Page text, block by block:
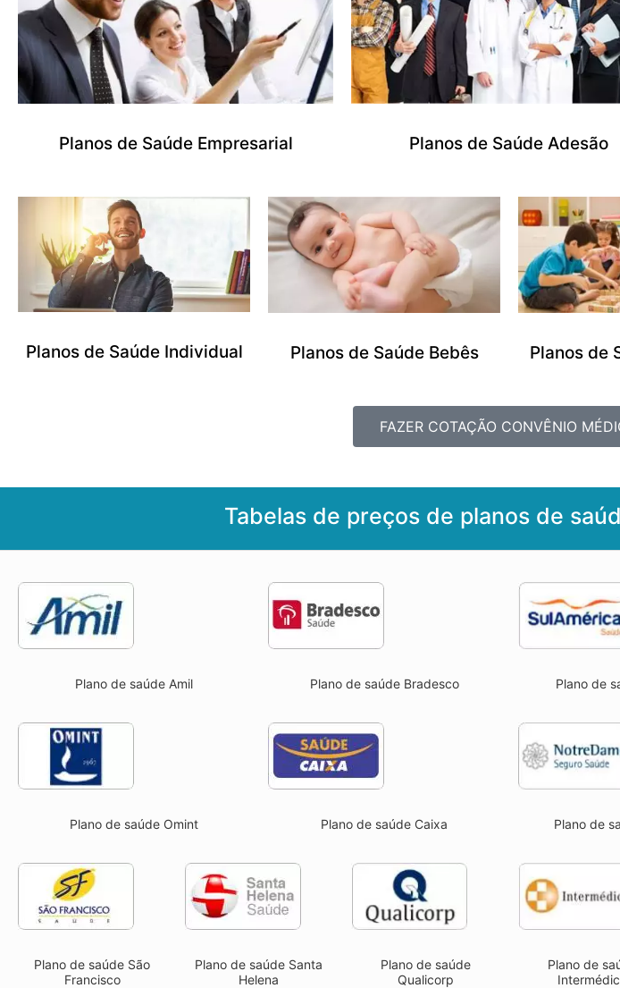
Planos de Saúde Empresarial Planos de Saúde Adesão
Planos de Saúde Individual Planos de Saúde Bebês Planos de
FAZER COTAÇÃO CONVÊNIO
Tabelas de preços de planos de
Plano de saúde Amil Plano de saúde Bradesco Plano de
Plano de saúde Omint Plano de saúde Caixa Plano de
Plano de saúde São
Francisco
Plano de saúde Santa
Helena
Plano de saúde
Qualicorp
Plano de